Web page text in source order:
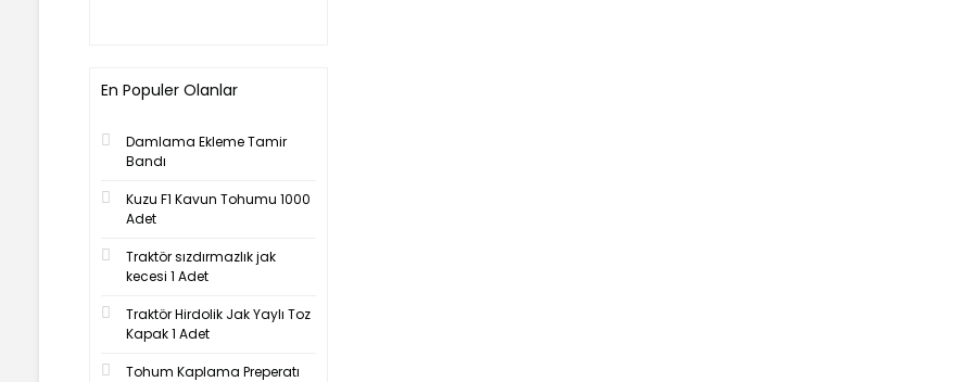
En Populer Olanlar
Damlama Ekleme Tamir
Bandı
Kuzu F1 Kavun Tohumu 1000
Adet
Traktör sızdırmazlık jak
kecesi 1 Adet
Traktör Hirdolik Jak Yaylı Toz
Kapak 1 Adet
Tohum Kaplama Preperatı